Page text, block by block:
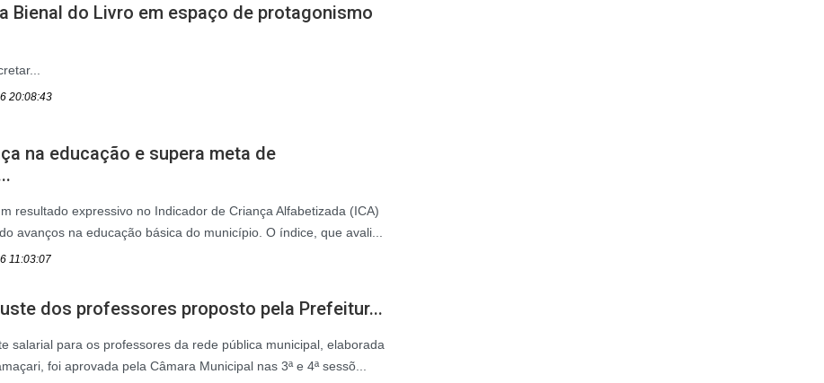
Bienal do Livro em espaço de protagonismo
20:08:43
na educação e supera meta de
resultado expressivo no Indicador de Criança Alfabetizada (ICA)
avanços na educação básica do município. O índice, que avali...
11:03:07
dos professores proposto pela Prefeitur...
salarial para os professores da rede pública municipal, elaborada
foi aprovada pela Câmara Municipal nas 3ª e 4ª sessõ...